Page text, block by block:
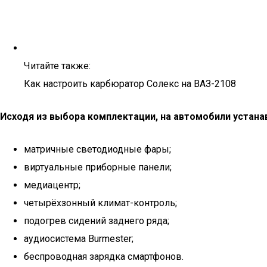
Читайте также:
Как настроить карбюратор Солекс на ВАЗ-2108
Исходя из выбора комплектации, на автомобили
матричные светодиодные фары;
виртуальные приборные панели;
медиацентр;
четырёхзонный климат-контроль;
подогрев сидений заднего ряда;
аудиосистема Burmester;
беспроводная зарядка смартфонов.